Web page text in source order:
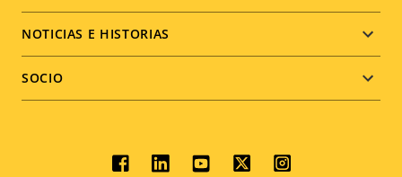
NOTICIAS E HISTORIAS
SOCIO